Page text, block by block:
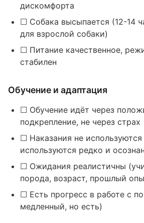
дискомфорта
☐ Собака высыпается (12-14
для взрослой собаки)
☐ Питание качественное,
стабилен
Обучение и адаптация
☐ Обучение идёт через
подкрепление, не через страх
☐ Наказания не используются
используются редко и
☐ Ожидания реалистичны
порода, возраст, прошлый
☐ Есть прогресс в работе с
медленный, но есть)